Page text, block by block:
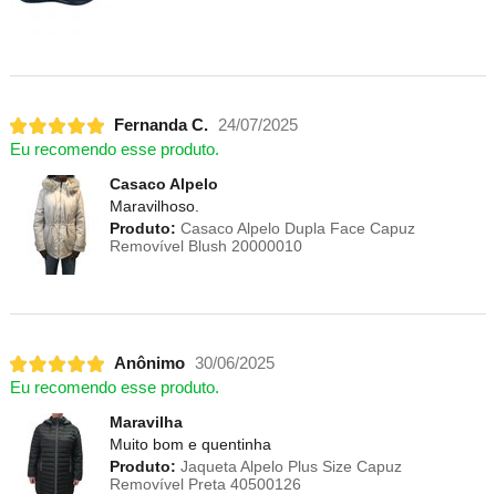
Fernanda C. 24/07/2025
Eu recomendo esse produto.
Casaco Alpelo
Maravilhoso.
Produto: Casaco Alpelo Dupla Face Capuz
Removível Blush 20000010
Anônimo 30/06/2025
Eu recomendo esse produto.
Maravilha
Muito bom e quentinha
Produto: Jaqueta Alpelo Plus Size Capuz
Removível Preta 40500126